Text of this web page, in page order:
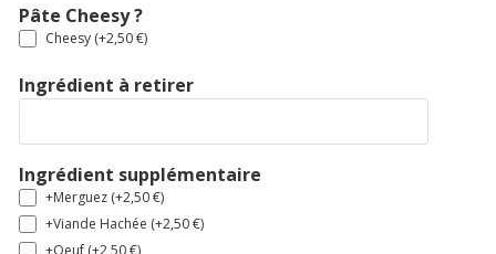
Pâte Cheesy ?
Cheesy (+2,50€)
Ingrédient à retirer
Ingrédient supplémentaire
+Merguez (+2,50€)
+Viande Hachée (+2,50€)
+Oeuf (+2,50€)